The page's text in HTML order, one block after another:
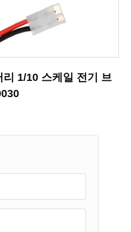
1/10 스케일 전기 브